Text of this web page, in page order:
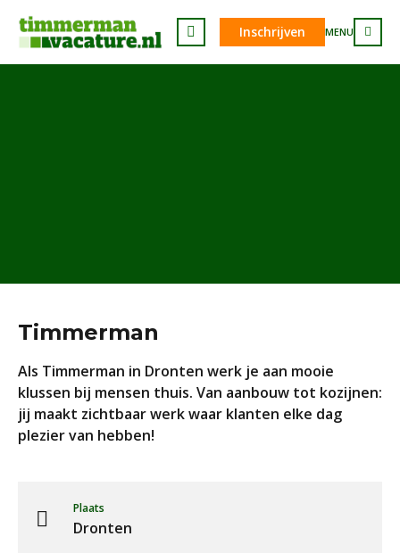
Inschrijven MENU
Timmerman
Als Timmerman in Dronten werk je aan mooie
klussen bij mensen thuis. Van aanbouw tot kozijnen:
jij maakt zichtbaar werk waar klanten elke dag
plezier van hebben!
Plaats
Dronten